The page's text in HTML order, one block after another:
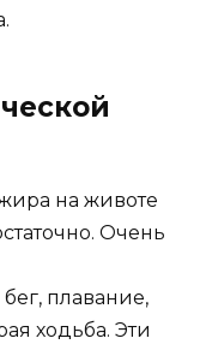
на животе
Очень
плавание,
ходьба. Эти